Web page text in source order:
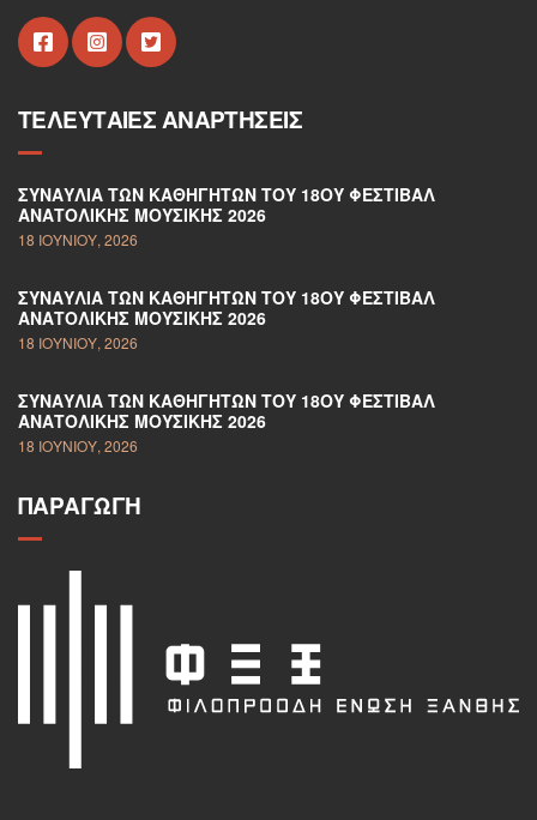
ΤΕΛΕΥΤΑΊΕΣ ΑΝΑΡΤΉΣΕΙΣ
ΣΥΝΑΥΛΊΑ ΤΩΝ ΚΑΘΗΓΗΤΏΝ ΤΟΥ 18ΟΥ ΦΕΣΤΙΒΆΛ
ΑΝΑΤΟΛΙΚΉΣ ΜΟΥΣΙΚΉΣ 2026
18 ΙΟΥΝΊΟΥ, 2026
ΣΥΝΑΥΛΊΑ ΤΩΝ ΚΑΘΗΓΗΤΏΝ ΤΟΥ 18ΟΥ ΦΕΣΤΙΒΆΛ
ΑΝΑΤΟΛΙΚΉΣ ΜΟΥΣΙΚΉΣ 2026
18 ΙΟΥΝΊΟΥ, 2026
ΣΥΝΑΥΛΊΑ ΤΩΝ ΚΑΘΗΓΗΤΏΝ ΤΟΥ 18ΟΥ ΦΕΣΤΙΒΆΛ
ΑΝΑΤΟΛΙΚΉΣ ΜΟΥΣΙΚΉΣ 2026
18 ΙΟΥΝΊΟΥ, 2026
ΠΑΡΑΓΩΓΉ